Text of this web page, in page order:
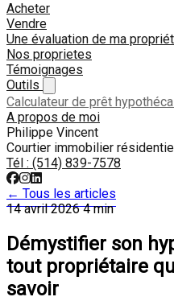
Acheter
Vendre
Une évaluation de ma
Nos proprietes
Témoignages
Outils
Calculateur de prêt
A propos de moi
Philippe Vincent
Courtier immobilier
Tél : (514) 839-7578
← Tous les articles
14 avril 2026 4 min
Démystifier son
tout propriétaire
savoir